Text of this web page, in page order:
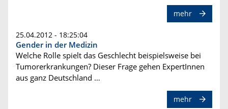
mehr
25.04.2012 - 18:25:04
Gender in der Medizin
Welche Rolle spielt das Geschlecht beispielsweise bei
Tumorerkrankungen? Dieser Frage gehen ExpertInnen
aus ganz Deutschland …
mehr